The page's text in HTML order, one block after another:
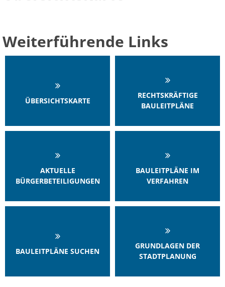
Widerspruchsverfahren
Weiterführende Links
ÜBERSICHTSKARTE
RECHTSKRÄFTIGE
BAULEITPLÄNE
AKTUELLE
BÜRGERBETEILIGUNGEN
BAULEITPLÄNE IM
VERFAHREN
BAULEITPLÄNE SUCHEN
GRUNDLAGEN DER
STADTPLANUNG